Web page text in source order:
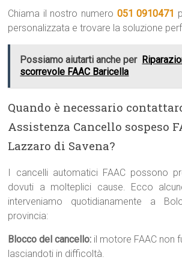
Chiama il nostro numero 051 0910471
personalizzata e trovare la soluzione
Possiamo aiutarti anche per
scorrevole FAAC Baricella
Quando è necessario
Assistenza Cancello sospeso
Lazzaro di Savena?
I cancelli automatici FAAC possono
dovuti a molteplici cause. Ecco
interveniamo quotidianamente a
provincia:
Blocco del cancello: il motore FAAC non
lasciandoti in difficoltà.